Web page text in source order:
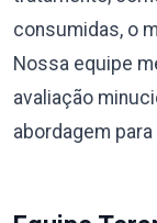
consumidas, o
Nossa equipe
avaliação
abordagem